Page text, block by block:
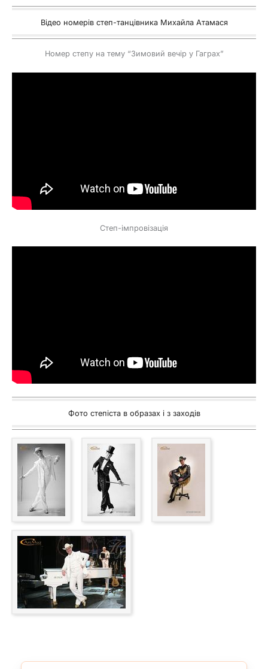
Відео номерів степ-танцівника Михайла Атамася
Номер степу на тему “Зимовий вечір у Гаграх”
Степ-імпровізація
Фото степіста в образах і з заходів